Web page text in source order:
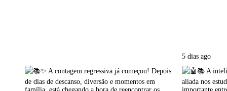
5 dias ago